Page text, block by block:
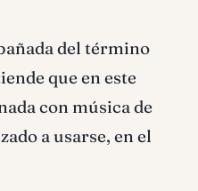
del término
que en este
con música de
a usarse, en el